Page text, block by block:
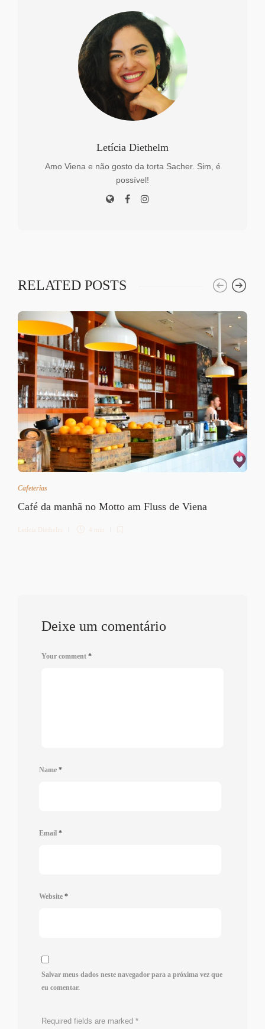
Letícia Diethelm
Amo Viena e não gosto da torta Sacher. Sim, é
possível!
RELATED POSTS
Cafeterias
Café da manhã no Motto am Fluss de Viena
Letícia Diethelm 4 min
Deixe um comentário
Your comment *
Name *
Email *
Website *
Salvar meus dados neste navegador para a próxima vez que
eu comentar.
Required fields are marked *